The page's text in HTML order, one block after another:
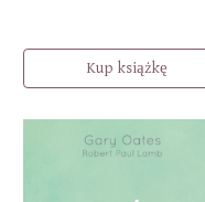
Kup książkę